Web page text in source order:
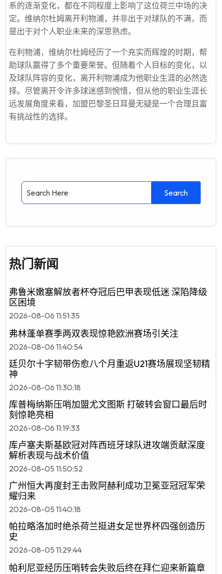
系的逐渐变化，都在不同程度上影响了这位荷兰中场的决
定。维纳尔杜姆离开利物浦，并非出于对球队的不满，而
是出于对个人职业未来的深思熟虑。
在利物浦，维纳尔杜姆经历了一个充实而辉煌的时期，帮
助球队赢得了多个重要荣誉。但随着个人目标的变化，以
及球队阵容的变化，离开利物浦成为他职业生涯的必然选
择。尽管离开令许多球迷感到惋惜，但从他的职业生涯长
远发展角度来看，加盟巴黎圣日耳曼无疑是一个合理且富
有挑战性的选择。
热门新闻
弗鲁米嫩塞解放者杯夺冠后巴甲表现低迷 深陷降级
区困境
2026-08-06 11:51:35
弗林蓬单赛季两双表现惊艳欧洲赛场引关注
2026-08-06 11:40:54
廷贝尔十字韧带伤愈八个月重返U21赛场展现坚韧精
神
2026-08-06 11:30:18
库普梅纳斯压哨加盟尤文图斯 打破转会窗口最后时
刻惊艳亮相
2026-08-06 11:19:33
库卢塞夫斯基欧冠对阵西班牙球队进攻端贡献深度
解析表现与战术价值
2026-08-05 11:50:52
广州恒大再度封王击败阿赫利成功卫冕亚冠冠军荣
耀归来
2026-08-05 11:40:18
帕拉略洛加时绝杀荷兰挺进女足世界杯四强创造历
史
2026-08-05 11:29:44
帕利尼亚经历压哨转会失败后终在拜仁迎来新篇章